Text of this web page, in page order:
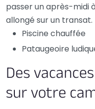
passer un après-midi
allongé sur un transat.
Piscine chauffée
Pataugeoire
Des
sur votre